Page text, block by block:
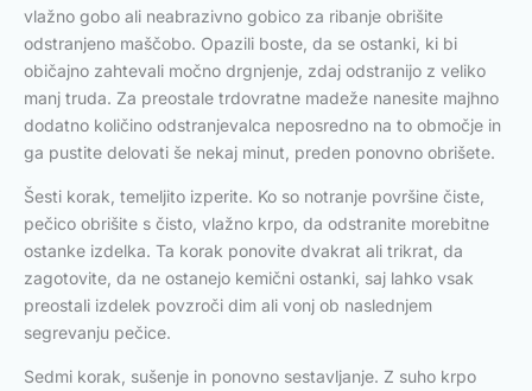
vlažno gobo ali neabrazivno gobico za ribanje obrišite
odstranjeno maščobo. Opazili boste, da se ostanki, ki bi
običajno zahtevali močno drgnjenje, zdaj odstranijo z veliko
manj truda. Za preostale trdovratne madeže nanesite majhno
dodatno količino odstranjevalca neposredno na to območje in
ga pustite delovati še nekaj minut, preden ponovno obrišete.
Šesti korak, temeljito izperite. Ko so notranje površine čiste,
pečico obrišite s čisto, vlažno krpo, da odstranite morebitne
ostanke izdelka. Ta korak ponovite dvakrat ali trikrat, da
zagotovite, da ne ostanejo kemični ostanki, saj lahko vsak
preostali izdelek povzroči dim ali vonj ob naslednjem
segrevanju pečice.
Sedmi korak, sušenje in ponovno sestavljanje. Z suho krpo